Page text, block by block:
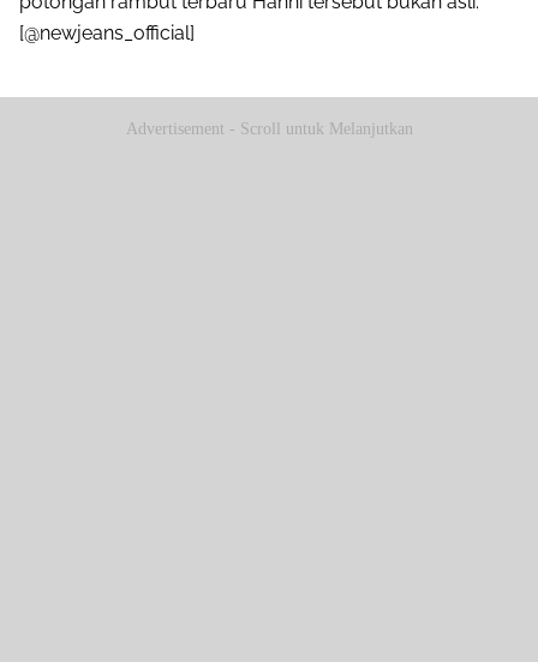
[@newjeans_official]
Advertisement - Scroll untuk Melanjutkan